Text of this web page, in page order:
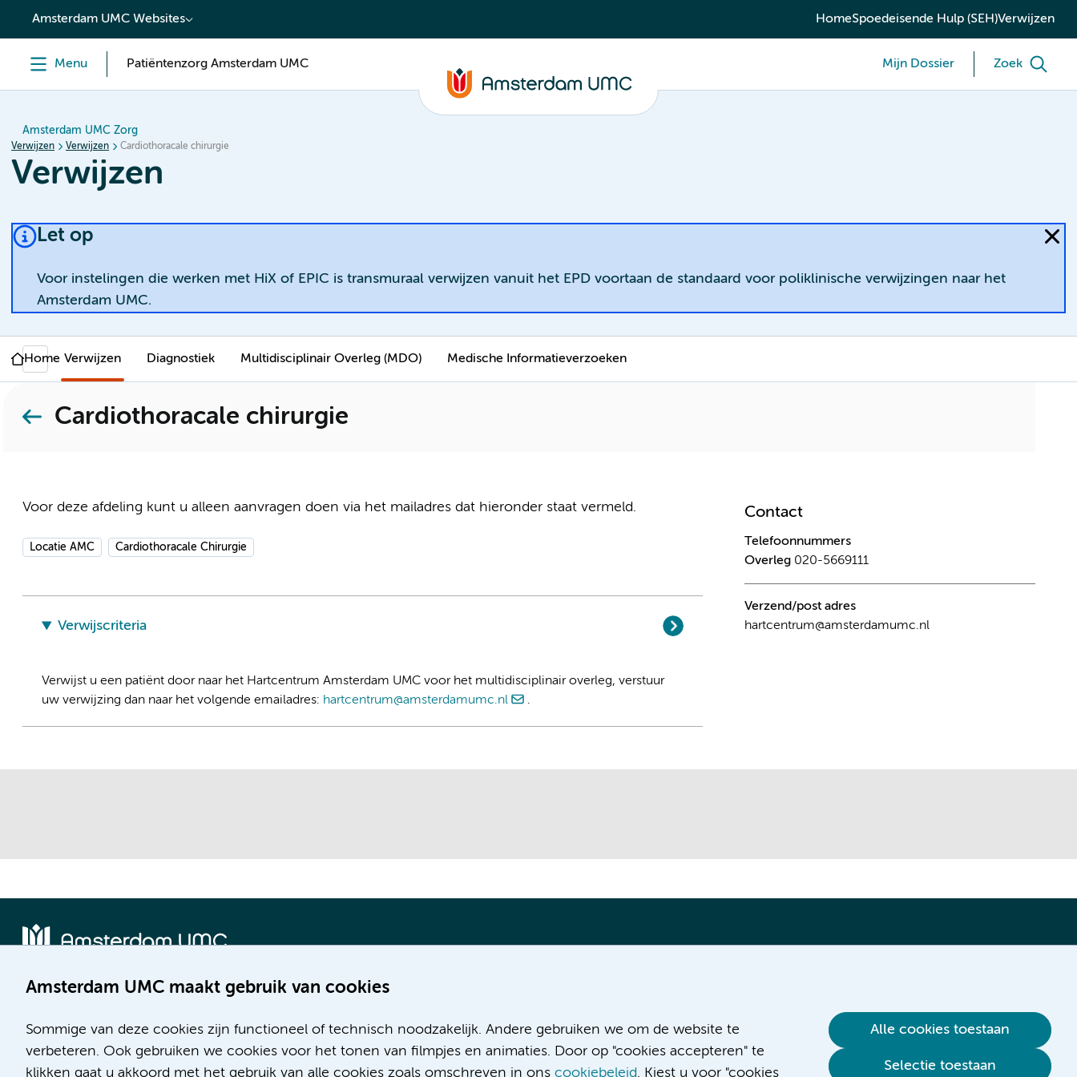
content
Amsterdam UMC Websites HomeSpoedeisende Hulp (SEH)Verwijzen
Menu Patiëntenzorg Amsterdam UMC Mijn Dossier Zoek
Amsterdam UMC Zorg
Verwijzen Verwijzen Cardiothoracale chirurgie
Verwijzen
Let op
Voor instelingen die werken met HiX of EPIC is transmuraal verwijzen vanuit het EPD voortaan de standaard voor poliklinische verwijzingen naar het
Amsterdam UMC.
Home Verwijzen Diagnostiek Multidisciplinair Overleg (MDO) Medische Informatieverzoeken
Cardiothoracale chirurgie
Voor deze afdeling kunt u alleen aanvragen doen via het mailadres dat hieronder staat vermeld.
Locatie AMC Cardiothoracale Chirurgie
Verwijscriteria
Verwijst u een patiënt door naar het Hartcentrum Amsterdam UMC voor het multidisciplinair overleg, verstuur
uw verwijzing dan naar het volgende emailadres: hartcentrum@amsterdamumc.nl .
Contact
Telefoonnummers
Overleg 020-5669111
Verzend/post adres
hartcentrum@amsterdamumc.nl
Amsterdam UMC maakt gebruik van cookies
Sommige van deze cookies zijn functioneel of technisch noodzakelijk. Andere gebruiken we om de website te
verbeteren. Ook gebruiken we cookies voor het tonen van filmpjes en animaties. Door op "cookies accepteren" te
klikken gaat u akkoord met het gebruik van alle cookies zoals omschreven in ons cookiebeleid. Kiest u voor "cookies
Alle cookies toestaan
Selectie toestaan
Meibergdreef 9
1105 AZ Amsterdam
De Boelelaan 1117
1081 HV Amsterdam
Werken bij Amsterdam UMC
Over Amsterdam UMC